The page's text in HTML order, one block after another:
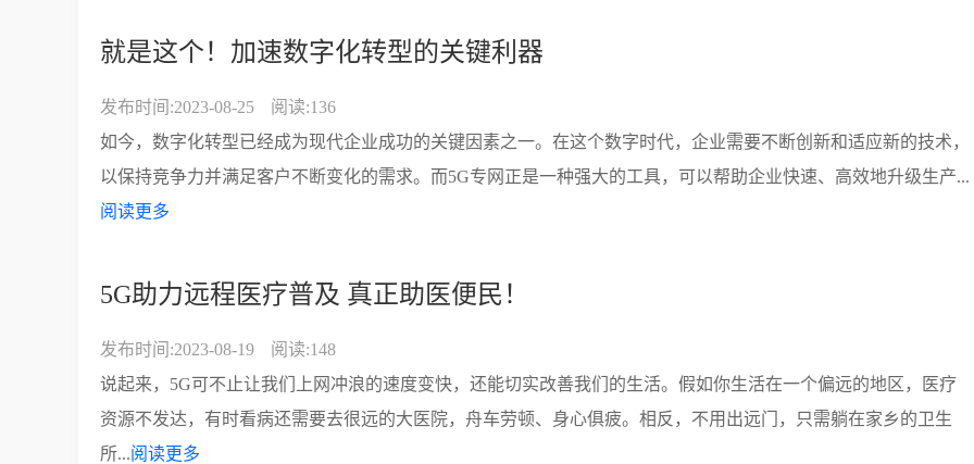
就是这个！加速数字化转型的关键利器
发布时间:2023-08-25
阅读:136
如今，数字化转型已经成为现代企业成功的关键因素之一。在这个数字时代，企业需要不断创新和适应新的技术，
以保持竞争力并满足客户不断变化的需求。而5G专网正是一种强大的工具，可以帮助企业快速、高效地升级生产...
阅读更多
5G助力远程医疗普及 真正助医便民！
发布时间:2023-08-19
阅读:148
说起来，5G可不止让我们上网冲浪的速度变快，还能切实改善我们的生活。假如你生活在一个偏远的地区，医疗
资源不发达，有时看病还需要去很远的大医院，舟车劳顿、身心俱疲。相反，不用出远门，只需躺在家乡的卫生
所...阅读更多